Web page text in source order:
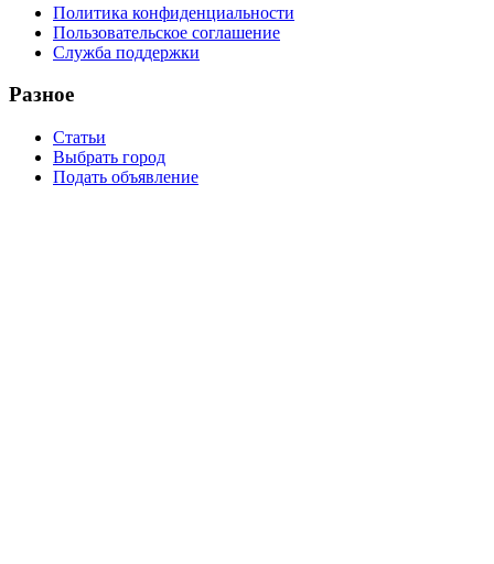
Политика конфиденциальности
Пользовательское соглашение
Служба поддержки
Разное
Статьи
Выбрать город
Подать объявление